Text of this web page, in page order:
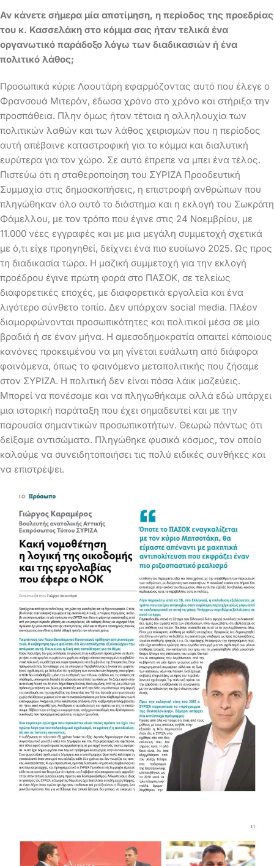
Αν κάνετε σήμερα μία αποτίμηση, η περίοδος της προεδρίας
του κ. Κασσελάκη στο κόμμα σας ήταν τελικά ένα
οργανωτικό παράδοξο λόγω των διαδικασιών ή ένα
πολιτικό λάθος;
Προσωπικά κύριε Λαουτάρη εφαρμόζοντας αυτό που έλεγε ο
Φρανσουά Μιτεράν, έδωσα χρόνο στο χρόνο και στήριξα την
προσπάθεια. Πλην όμως ήταν τέτοια η αλληλουχία των
πολιτικών λαθών και των λάθος χειρισμών που η περίοδος
αυτή απέβαινε καταστροφική για το κόμμα και διαλυτική
ευρύτερα για τον χώρο. Σε αυτό έπρεπε να μπει ένα τέλος.
Πιστεύω ότι η σταθεροποίηση του ΣΥΡΙΖΑ Προοδευτική
Συμμαχία στις δημοσκοπήσεις, η επιστροφή ανθρώπων που
πληγώθηκαν όλο αυτό το διάστημα και η εκλογή του Σωκράτη
Φάμελλου, με τον τρόπο που έγινε στις 24 Νοεμβρίου, με
11.000 νέες εγγραφές και με μια μεγάλη συμμετοχή σχετικά
με ό,τι είχε προηγηθεί, δείχνει ένα πιο ευοίωνο 2025. Ως προς
τη διαδικασία τώρα. Η μαζική συμμετοχή για την εκλογή
προέδρου έγινε πρώτη φορά στο ΠΑΣΟΚ, σε τελείως
διαφορετικές εποχές, με διαφορετικά εργαλεία και ένα
λιγότερο σύνθετο τοπίο. Δεν υπάρχαν social media. Πλέον
διαμορφώνονται προσωπικότητες και πολιτικοί μέσα σε μία
βραδιά ή σε έναν μήνα. Η αμεσοδημοκρατία απαιτεί κάποιους
κανόνες προκειμένου να μη γίνεται ευάλωτη από διάφορα
φαινόμενα, όπως το φαινόμενο μεταπολιτικής που ζήσαμε
στον ΣΥΡΙΖΑ. Η πολιτική δεν είναι πόσα λάικ μαζεύεις.
Μπορεί να πονέσαμε και να πληγωθήκαμε αλλά εδώ υπάρχει
μια ιστορική παράταξη που έχει σημαδευτεί και με την
παρουσία σημαντικών προσωπικοτήτων. Θεωρώ πάντως ότι
δείξαμε αντισώματα. Πληγώθηκε φυσικά κόσμος, τον οποίο
καλούμε να συνειδητοποιήσει τις πολύ ειδικές συνθήκες και
να επιστρέψει.